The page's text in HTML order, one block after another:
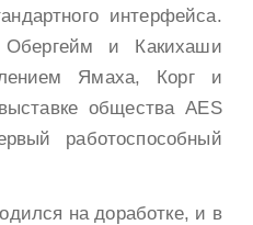
интерфейса.
и Какихаши
Ямаха, Корг и
общества AES
работоспособный
на доработке, и в